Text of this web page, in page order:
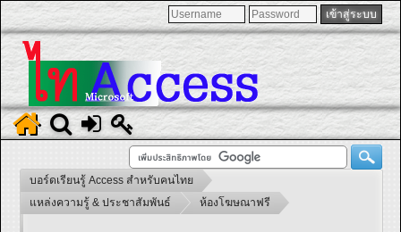
บอร์ดเรียนรู้ Access สำหรับคนไทย
แหล่งความรู้ & ประชาสัมพันธ์
ห้องโฆษณาฟรี